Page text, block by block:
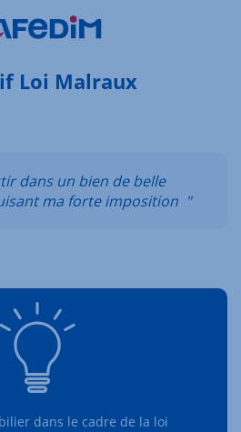
Loi Malraux
dans un bien de belle
ma forte imposition "
dans le cadre de la loi